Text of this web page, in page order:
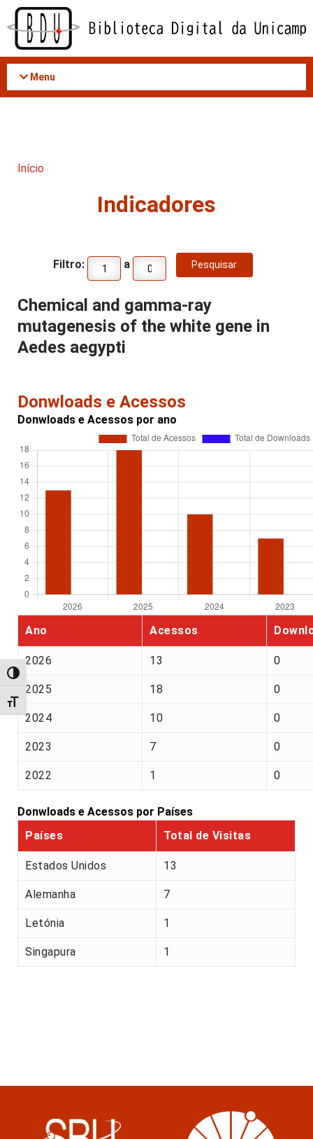
Acessar
conteúdo
Alternar alto contraste
Alternar tamanho da fonte
Menu
Início
Indicadores
Filtro: a
Chemical and gamma-ray
mutagenesis of the white gene in
Aedes aegypti
Donwloads e Acessos
Donwloads e Acessos por ano
Ano Acessos
2026 13 0
2025 18 0
2024 10 0
2023 7 0
2022 1 0
Donwloads e Acessos por Países
Países
Total de Visitas
Estados Unidos 13
Alemanha 7
Letónia 1
Singapura 1